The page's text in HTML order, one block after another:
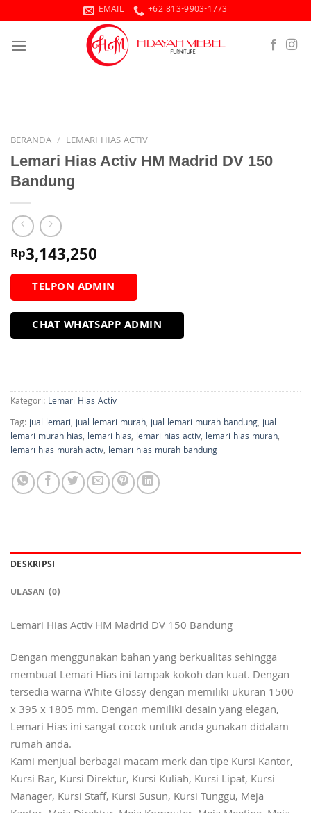
to
content
EMAIL +62 813-9903-1773
BERANDA / LEMARI HIAS ACTIV
Lemari Hias Activ HM Madrid DV 150
Bandung
Rp3,143,250
TELPON ADMIN
CHAT WHATSAPP ADMIN
Kategori: Lemari Hias Activ
Tag:jual lemari,jual lemari murah,jual lemari murah bandung,jual
lemari murah hias, lemari hias, lemari hias activ, lemari hias murah,
lemari hias murah activ, lemari hias murah bandung
DESKRIPSI
ULASAN (0)
Lemari Hias Activ HM Madrid DV 150 Bandung
Dengan menggunakan bahan yang berkualitas sehingga
membuat Lemari Hias ini tampak kokoh dan kuat. Dengan
tersedia warna White Glossy dengan memiliki ukuran 1500
x 395 x 1805 mm. Dengan memiliki desain yang elegan,
Lemari Hias ini sangat cocok untuk anda gunakan didalam
rumah anda.
Kami menjual berbagai macam merk dan tipe Kursi Kantor,
Kursi Bar, Kursi Direktur, Kursi Kuliah, Kursi Lipat, Kursi
Manager, Kursi Staff, Kursi Susun, Kursi Tunggu, Meja